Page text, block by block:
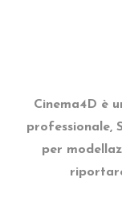
Cinema4D è
professionale,
per